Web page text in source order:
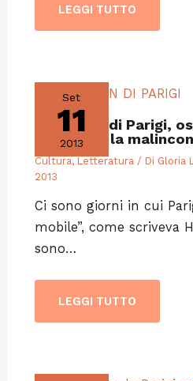
LEGGI TUTTO
Set
11
2013
Lo spleen di Parigi,
ti attacca la
Cultura, Letteratura / Di Gloria
2013
Ci sono giorni in cui
mobile”, come scriveva
sono…
LEGGI TUTTO